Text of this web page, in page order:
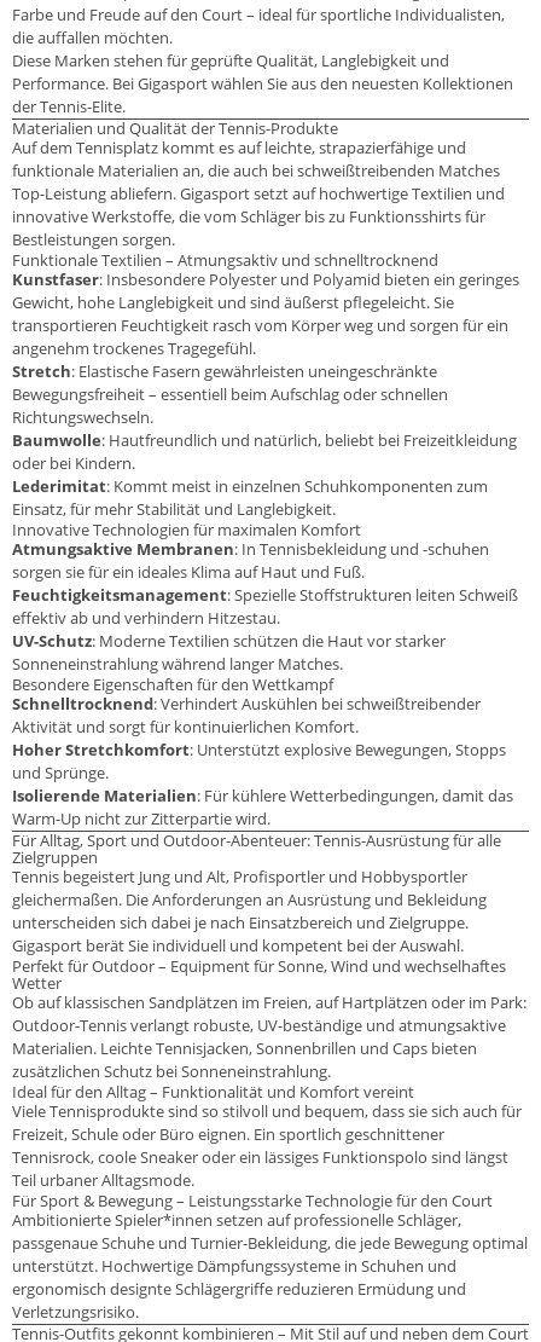
Farbe und Freude auf den Court – ideal für sportliche Individualisten,
die auffallen möchten.
Diese Marken stehen für geprüfte Qualität, Langlebigkeit und
Performance. Bei Gigasport wählen Sie aus den neuesten Kollektionen
der Tennis-Elite.
Materialien und Qualität der Tennis-Produkte
Auf dem Tennisplatz kommt es auf leichte, strapazierfähige und
funktionale Materialien an, die auch bei schweißtreibenden Matches
Top-Leistung abliefern. Gigasport setzt auf hochwertige Textilien und
innovative Werkstoffe, die vom Schläger bis zu Funktionsshirts für
Bestleistungen sorgen.
Funktionale Textilien – Atmungsaktiv und schnelltrocknend
Kunstfaser: Insbesondere Polyester und Polyamid bieten ein geringes
Gewicht, hohe Langlebigkeit und sind äußerst pflegeleicht. Sie
transportieren Feuchtigkeit rasch vom Körper weg und sorgen für ein
angenehm trockenes Tragegefühl.
Stretch: Elastische Fasern gewährleisten uneingeschränkte
Bewegungsfreiheit – essentiell beim Aufschlag oder schnellen
Richtungswechseln.
Baumwolle: Hautfreundlich und natürlich, beliebt bei Freizeitkleidung
oder bei Kindern.
Lederimitat: Kommt meist in einzelnen Schuhkomponenten zum
Einsatz, für mehr Stabilität und Langlebigkeit.
Innovative Technologien für maximalen Komfort
Atmungsaktive Membranen: In Tennisbekleidung und -schuhen
sorgen sie für ein ideales Klima auf Haut und Fuß.
Feuchtigkeitsmanagement: Spezielle Stoffstrukturen leiten Schweiß
effektiv ab und verhindern Hitzestau.
UV-Schutz: Moderne Textilien schützen die Haut vor starker
Sonneneinstrahlung während langer Matches.
Besondere Eigenschaften für den Wettkampf
Schnelltrocknend: Verhindert Auskühlen bei schweißtreibender
Aktivität und sorgt für kontinuierlichen Komfort.
Hoher Stretchkomfort: Unterstützt explosive Bewegungen, Stopps
und Sprünge.
Isolierende Materialien: Für kühlere Wetterbedingungen, damit das
Warm-Up nicht zur Zitterpartie wird.
Für Alltag, Sport und Outdoor-Abenteuer: Tennis-Ausrüstung für alle
Zielgruppen
Tennis begeistert Jung und Alt, Profisportler und Hobbysportler
gleichermaßen. Die Anforderungen an Ausrüstung und Bekleidung
unterscheiden sich dabei je nach Einsatzbereich und Zielgruppe.
Gigasport berät Sie individuell und kompetent bei der Auswahl.
Perfekt für Outdoor – Equipment für Sonne, Wind und wechselhaftes
Wetter
Ob auf klassischen Sandplätzen im Freien, auf Hartplätzen oder im Park:
Outdoor-Tennis verlangt robuste, UV-beständige und atmungsaktive
Materialien. Leichte Tennisjacken, Sonnenbrillen und Caps bieten
zusätzlichen Schutz bei Sonneneinstrahlung.
Ideal für den Alltag – Funktionalität und Komfort vereint
Viele Tennisprodukte sind so stilvoll und bequem, dass sie sich auch für
Freizeit, Schule oder Büro eignen. Ein sportlich geschnittener
Tennisrock, coole Sneaker oder ein lässiges Funktionspolo sind längst
Teil urbaner Alltagsmode.
Für Sport & Bewegung – Leistungsstarke Technologie für den Court
Ambitionierte Spieler*innen setzen auf professionelle Schläger,
passgenaue Schuhe und Turnier-Bekleidung, die jede Bewegung optimal
unterstützt. Hochwertige Dämpfungssysteme in Schuhen und
ergonomisch designte Schlägergriffe reduzieren Ermüdung und
Verletzungsrisiko.
Tennis-Outfits gekonnt kombinieren – Mit Stil auf und neben dem Court